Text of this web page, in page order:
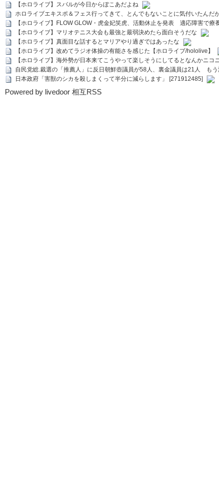
【ホロライブ】スバルが今日からぽこあだよね
ホロライブエキスポ＆フェス行ってきて、とんでもないことに気付いたんだ
【ホロライブ】FLOW GLOW・虎金妃笑虎、活動休止を発表 適応障害で療
【ホロライブ】マリオテニス大会も最強と最弱決めたら面白そうだな
【ホロライブ】真面目な話するとマリアやり過ぎではあったな
【ホロライブ】改めてラジオ体操の有能さを感じた【ホロライブ/hololive】
【ホロライブ】海外勢が日本来てこうやって楽しそうにしてるとなんかニコ
自民党総.裁選の「推薦人」に反日朝鮮壺議員が58人、裏金議員は21人 も
日本政府「害獣のシカを殺しまくって半分に減らします」 [271912485]
Powered by livedoor 相互RSS